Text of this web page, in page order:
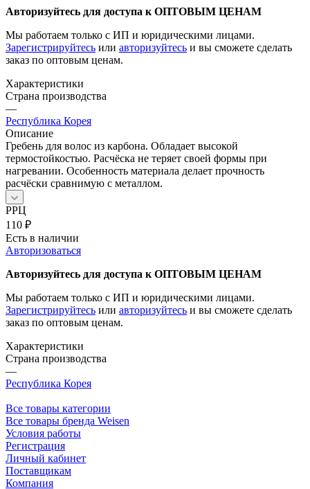
Авторизуйтесь для доступа к ОПТОВЫМ ЦЕНАМ
Мы работаем только с ИП и юридическими лицами.
Зарегистрируйтесь или авторизуйтесь и вы сможете сделать
заказ по оптовым ценам.
Характеристики
Страна производства
—
Республика Корея
Описание
Гребень для волос из карбона. Обладает высокой
термостойкостью. Расчёска не теряет своей формы при
нагревании. Особенность материала делает прочность
расчёски сравнимую с металлом.
РРЦ
110 ₽
Есть в наличии
Авторизоваться
Авторизуйтесь для доступа к ОПТОВЫМ ЦЕНАМ
Мы работаем только с ИП и юридическими лицами.
Зарегистрируйтесь или авторизуйтесь и вы сможете сделать
заказ по оптовым ценам.
Характеристики
Страна производства
—
Республика Корея
Все товары категории
Все товары бренда Weisen
Условия работы
Регистрация
Личный кабинет
Поставщикам
Компания